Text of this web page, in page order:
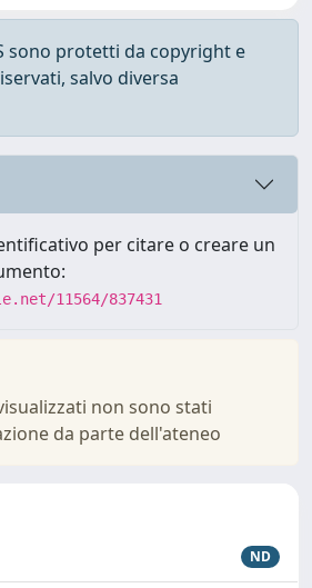
sono protetti da copyright e
salvo diversa
per citare o creare un
11564/837431
non sono stati
da parte dell'ateneo
ND